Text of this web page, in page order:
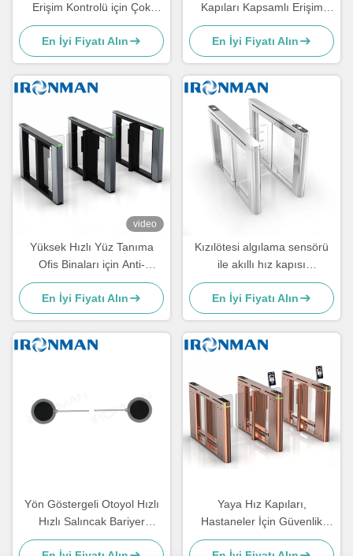
Erişim Kontrolü için Çok
Renkli Optik Hız Kapısı
Dönüştürücü
En İyi Fiyatı Alın
Kapıları Kapsamlı Erişim
Yönetimi
En İyi Fiyatı Alın
video
Yüksek Hızlı Yüz Tanıma
Ofis Binaları için Anti-
karışma ile Hızlı Kapı
Dönüştürücü
En İyi Fiyatı Alın
Kızılötesi algılama sensörü
ile akıllı hız kapısı
dönüştürücü erişim kontrolü
En İyi Fiyatı Alın
Yön Göstergeli Otoyol Hızlı
Hızlı Salıncak Bariyer
Turnikesi
Yaya Hız Kapıları,
Hastaneler İçin Güvenlik
Kontrol Kapıları